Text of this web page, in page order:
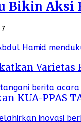
Bikin
Varietas
KUA-PPAS